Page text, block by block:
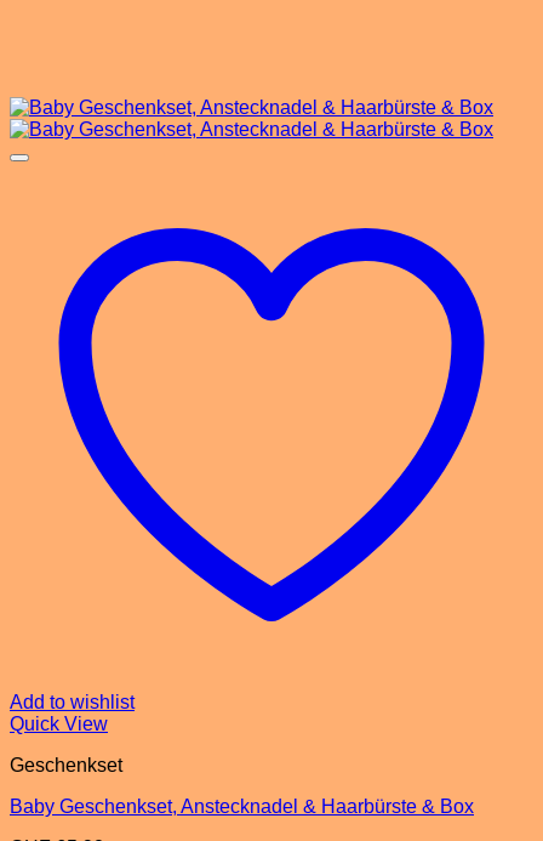
Add to wishlist
Quick View
Geschenkset
Baby Geschenkset, Anstecknadel & Haarbürste & Box